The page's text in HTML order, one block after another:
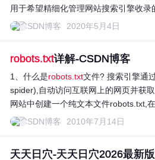
用于希望精细化管理网站搜索引擎收录
CSDN博客
2020年5月4日
robots.txt详解-CSDN博客
1、什么是robots.txt文件? 搜索引擎通
spider),自动访问互联网上的网页并获
网站中创建一个纯文本文件robots.txt,
CSDN博客
2010年7月14日